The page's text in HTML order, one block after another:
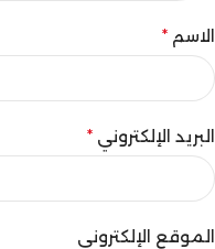
الاسم *
البريد الإلكتروني *
الموقع الإلكتروني